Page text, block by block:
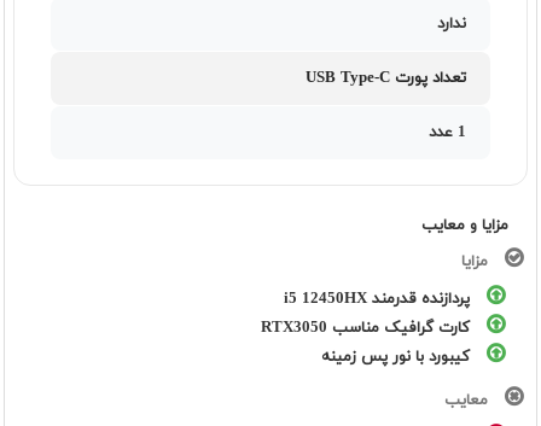
ندارد
تعداد پورت USB Type-C
1 عدد
مزایا و معایب
مزایا
پردازنده قدرمند i5 12450HX
کارت گرافیک مناسب RTX3050
کیبورد با نور پس زمینه
معایب